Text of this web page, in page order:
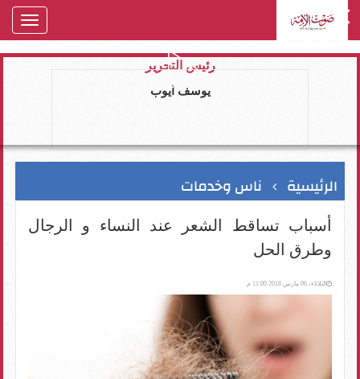
رئيس التحرير
يوسف ايوب
الرئيسية ناس وخدمات
أسباب تساقط الشعر عند النساء و الرجال
وطرق الحل
الثلاثاء، 06 مارس 2018 11:00 م